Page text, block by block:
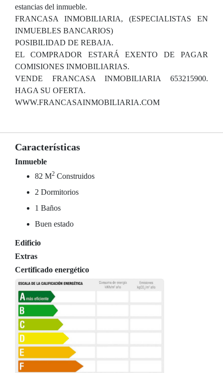
estancias del inmueble.
FRANCASA INMOBILIARIA, (ESPECIALISTAS EN
INMUEBLES BANCARIOS)
POSIBILIDAD DE REBAJA.
EL COMPRADOR ESTARÁ EXENTO DE PAGAR
COMISIONES INMOBILIARIAS.
VENDE FRANCASA INMOBILIARIA 653215900.
HAGA SU OFERTA.
WWW.FRANCASAINMOBILIARIA.COM
Características
Inmueble
82 M2 Construidos
2 Dormitorios
1 Baños
Buen estado
Edificio
Extras
Certificado energético